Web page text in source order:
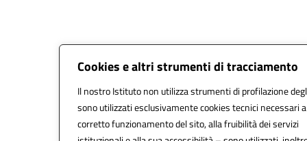
Cookies e altri strumenti di tracciamento
Il nostro Istituto non utilizza strumenti di profilazione
sono utilizzati esclusivamente cookies tecnici necessari
corretto funzionamento del sito, alla fruibilità dei servizi